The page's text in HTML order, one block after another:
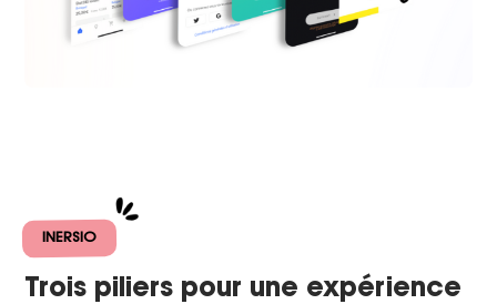
INERSIO
Trois piliers pour une expérience